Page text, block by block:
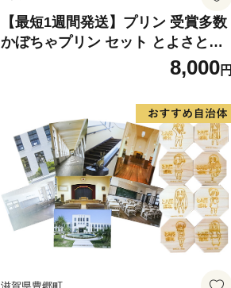
【最短1週間発送】プリン 受賞多数
かぼちゃプリン セット とよさとプ
リン満足セット（6個入り）スイー
ツ おやつ かぼちゃ デザート 野菜
冷凍配送 滋賀県 豊郷町
8,000円